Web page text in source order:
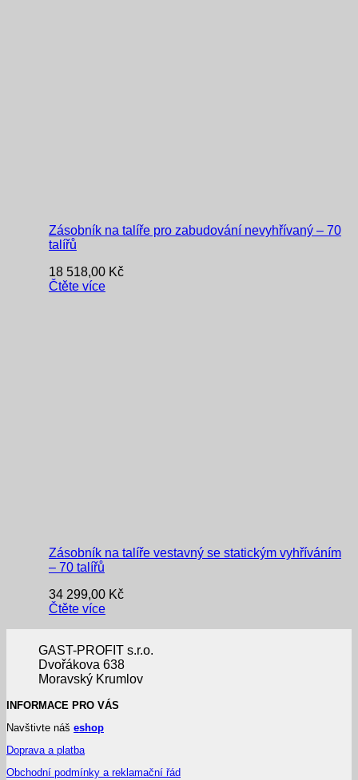
Zásobník na talíře pro zabudování nevyhřívaný – 70
talířů
18 518,00 Kč
Čtěte více
Zásobník na talíře vestavný se statickým vyhříváním
– 70 talířů
34 299,00 Kč
Čtěte více
GAST-PROFIT s.r.o.
Dvořákova 638
Moravský Krumlov
INFORMACE PRO VÁS
Navštivte náš eshop
Doprava a platba
Obchodní podmínky a reklamační řád